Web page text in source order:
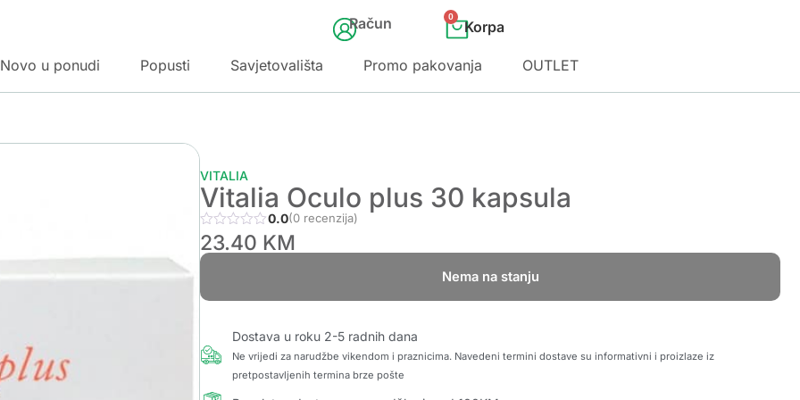
Račun 0
Novo u ponudi Popusti Savjetovališta Promo pakovanja OUTLET
VITALIA
Vitalia Oculo plus 30 kapsula
0.0(0 recenzija)
23.40 KM
Nema na stanju
Dostava u roku 2-5 radnih dana
Ne vrijedi za narudžbe vikendom i praznicima. Navedeni termini dostave su informativni i proizlaze iz
pretpostavljenih termina brze pošte